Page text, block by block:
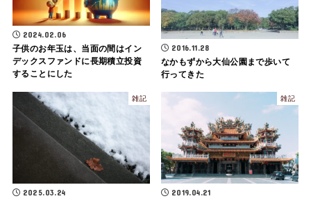
2024.02.06
子供のお年玉は、当面の間はイン
デックスファンドに長期積立投資
することにした
2016.11.28
なかもずから大仙公園まで歩いて
行ってきた
雑記
2025.03.24
雑記
2019.04.21